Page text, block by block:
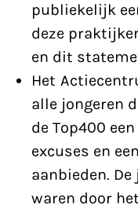
publiekelijk
deze
en dit
Het
alle jongeren
de Top400
excuses en
aanbieden.
waren door